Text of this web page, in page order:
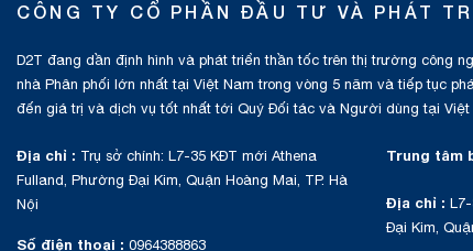
CÔNG TY CỔ PHẦN ĐẦU TƯ VÀ PHÁT
D2T đang dần định hình và phát triển thần tốc trên thị trường công
nhà Phân phối lớn nhất tại Việt Nam trong vòng 5 năm và tiếp tục
đến giá trị và dịch vụ tốt nhất tới Quý Đối tác và Người dùng tại Việt
Địa chỉ : Trụ sở chính: L7-35 KĐT mới Athena
Fulland, Phường Đại Kim, Quận Hoàng Mai, TP. Hà
Nội
Số điện thoại : 0964388863
Trung tâm
Địa chỉ :
Đại Kim,